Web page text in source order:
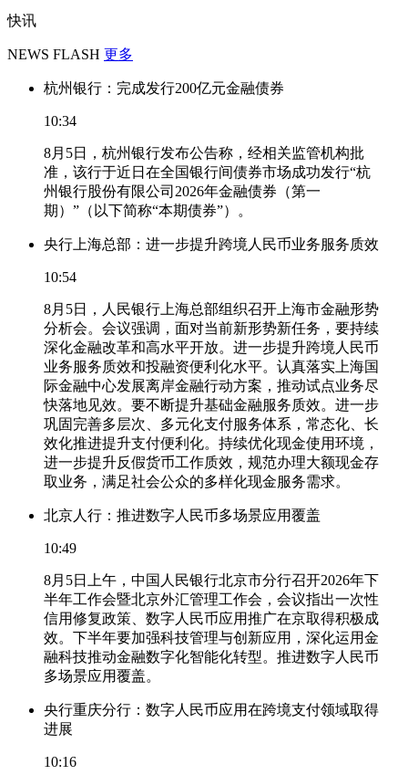
快讯
NEWS FLASH 更多
杭州银行：完成发行200亿元金融债券
10:34
8月5日，杭州银行发布公告称，经相关监管机构批
准，该行于近日在全国银行间债券市场成功发行“杭
州银行股份有限公司2026年金融债券（第一
期）”（以下简称“本期债券”）。
央行上海总部：进一步提升跨境人民币业务服务质效
10:54
8月5日，人民银行上海总部组织召开上海市金融形势
分析会。会议强调，面对当前新形势新任务，要持续
深化金融改革和高水平开放。进一步提升跨境人民币
业务服务质效和投融资便利化水平。认真落实上海国
际金融中心发展离岸金融行动方案，推动试点业务尽
快落地见效。要不断提升基础金融服务质效。进一步
巩固完善多层次、多元化支付服务体系，常态化、长
效化推进提升支付便利化。持续优化现金使用环境，
进一步提升反假货币工作质效，规范办理大额现金存
取业务，满足社会公众的多样化现金服务需求。
北京人行：推进数字人民币多场景应用覆盖
10:49
8月5日上午，中国人民银行北京市分行召开2026年下
半年工作会暨北京外汇管理工作会，会议指出一次性
信用修复政策、数字人民币应用推广在京取得积极成
效。下半年要加强科技管理与创新应用，深化运用金
融科技推动金融数字化智能化转型。推进数字人民币
多场景应用覆盖。
央行重庆分行：数字人民币应用在跨境支付领域取得
进展
10:16